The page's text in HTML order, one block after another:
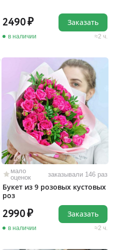
2490
в наличии 2 ч.
Заказать
мало
оценок
заказывали 146 раз
Букет из 9 розовых кустовых
роз
2990
в наличии 2 ч.
Заказать